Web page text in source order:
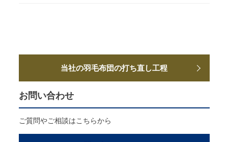
当社の羽毛布団の打ち直し工程
お問い合わせ
ご質問やご相談はこちらから